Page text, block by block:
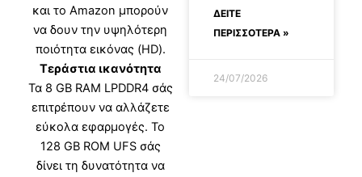
και το Amazon μπορούν
να δουν την υψηλότερη
ποιότητα εικόνας (HD).
Τεράστια ικανότητα
Τα 8 GB RAM LPDDR4 σάς
επιτρέπουν να αλλάζετε
εύκολα εφαρμογές. Το
128 GB ROM UFS σάς
δίνει τη δυνατότητα να
ΔΕΊΤΕ
ΠΕΡΙΣΣΟΤΕΡΑ »
24/07/2026